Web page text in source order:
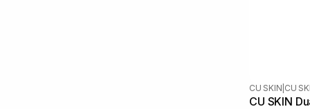
CU SKIN CU
CU SKIN